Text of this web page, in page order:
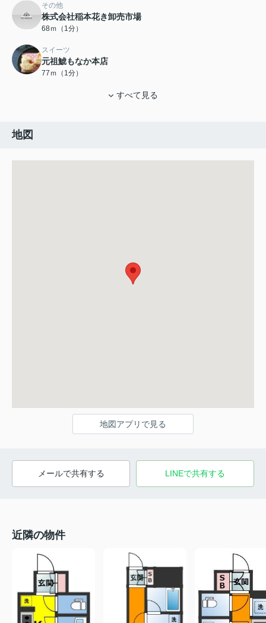
その他
株式会社稲本花き卸売市場
68ｍ（1分）
スイーツ
元祖鯱もなか本店
77ｍ（1分）
すべて見る
地図
地図アプリで見る
メールで共有する LINEで共有する
近隣の物件